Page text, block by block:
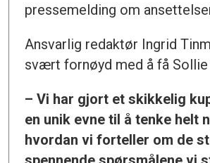
pressemelding om
Ansvarlig redaktør Ingrid
svært fornøyd med å få Sollie
– Vi har gjort et skikkelig
en unik evne til å tenke helt
hvordan vi forteller om de